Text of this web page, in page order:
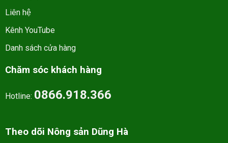
Liên hệ
Kênh YouTube
Danh sách cửa hàng
Chăm sóc khách hàng
Hotline: 0866.918.366
Theo dõi Nông sản Dũng Hà